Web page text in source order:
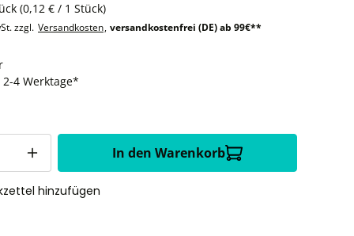
(0,12 € / 1 Stück)
zzgl. Versandkosten, versandkostenfrei (DE) ab 99€**
4 Werktage*
In den Warenkorb
hinzufügen